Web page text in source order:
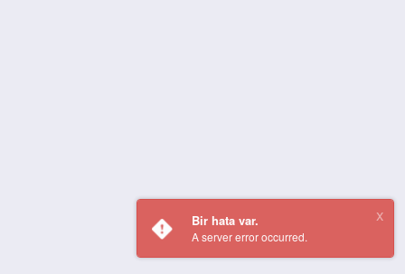
Bir hata var.
A server error occurred.